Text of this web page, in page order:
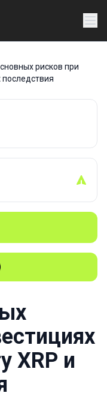
рисков при
последствия
XRP и